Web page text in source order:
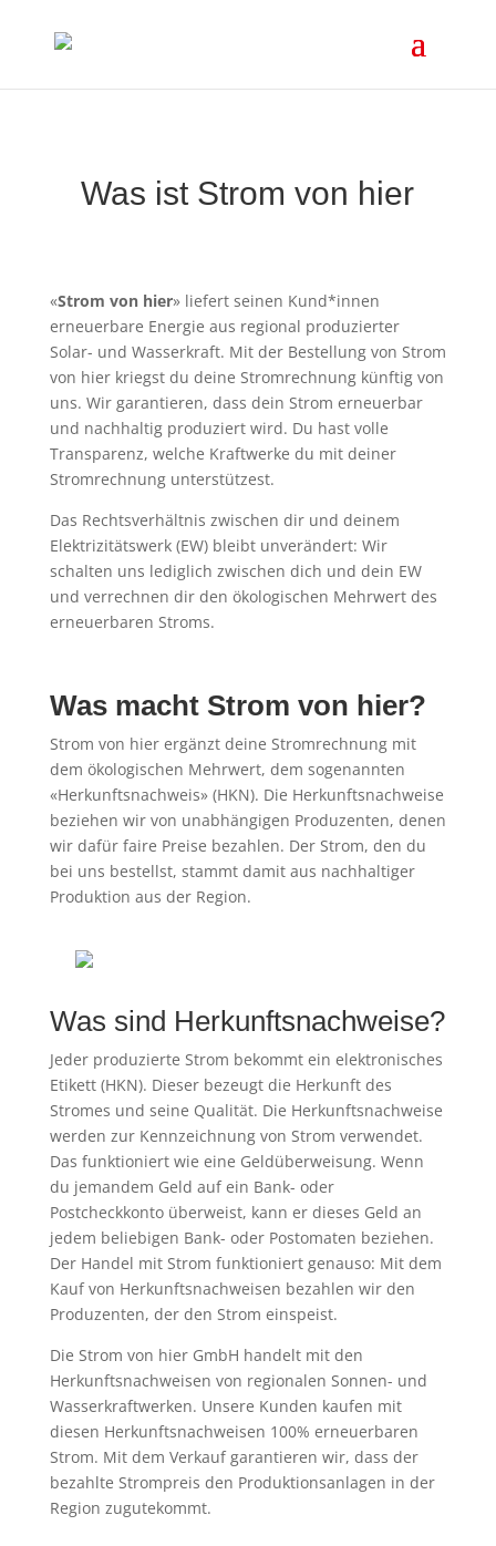
Was ist Strom von hier
«Strom von hier» liefert seinen Kund*innen
erneuerbare Energie aus regional produzierter
Solar- und Wasserkraft. Mit der Bestellung von Strom
von hier kriegst du deine Stromrechnung künftig von
uns. Wir garantieren, dass dein Strom erneuerbar
und nachhaltig produziert wird. Du hast volle
Transparenz, welche Kraftwerke du mit deiner
Stromrechnung unterstützest.
Das Rechtsverhältnis zwischen dir und deinem
Elektrizitätswerk (EW) bleibt unverändert: Wir
schalten uns lediglich zwischen dich und dein EW
und verrechnen dir den ökologischen Mehrwert des
erneuerbaren Stroms.
Was macht Strom von hier?
Strom von hier ergänzt deine Stromrechnung mit
dem ökologischen Mehrwert, dem sogenannten
«Herkunftsnachweis» (HKN). Die Herkunftsnachweise
beziehen wir von unabhängigen Produzenten, denen
wir dafür faire Preise bezahlen. Der Strom, den du
bei uns bestellst, stammt damit aus nachhaltiger
Produktion aus der Region.
Was sind Her­kunfts­nachweise?
Jeder produzierte Strom bekommt ein elektronisches
Etikett (HKN). Dieser bezeugt die Herkunft des
Stromes und seine Qualität. Die Herkunftsnachweise
werden zur Kennzeichnung von Strom verwendet.
Das funktioniert wie eine Geldüberweisung. Wenn
du jemandem Geld auf ein Bank- oder
Postcheckkonto überweist, kann er dieses Geld an
jedem beliebigen Bank- oder Postomaten beziehen.
Der Handel mit Strom funktioniert genauso: Mit dem
Kauf von Herkunftsnachweisen bezahlen wir den
Produzenten, der den Strom einspeist.
Die Strom von hier GmbH handelt mit den
Herkunftsnachweisen von regionalen Sonnen- und
Wasserkraftwerken. Unsere Kunden kaufen mit
diesen Herkunftsnachweisen 100% erneuerbaren
Strom. Mit dem Verkauf garantieren wir, dass der
bezahlte Strompreis den Produktionsanlagen in der
Region zugutekommt.